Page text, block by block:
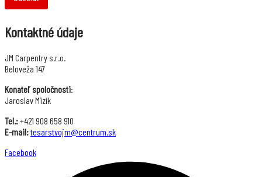
Kontaktné údaje
JM Carpentry s.r.o.
Beloveža 147
Konateľ spoločnosti:
Jaroslav Mizík
Tel.:+421 908 658 910
E-mail:tesarstvojm@centrum.sk
Facebook